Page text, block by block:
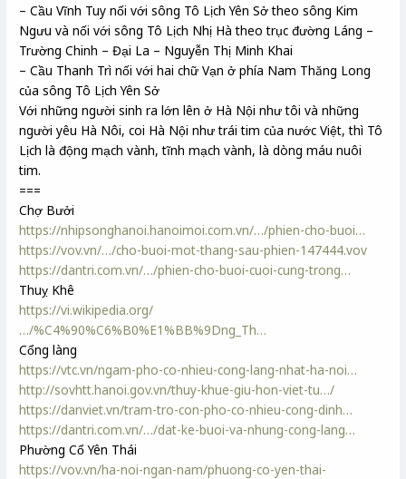
– Cầu Vĩnh Tuy nối với sông Tô Lịch Yên Sở theo sông Kim
Ngưu và nối với sông Tô Lịch Nhị Hà theo trục đường Láng –
Trường Chinh – Đại La – Nguyễn Thị Minh Khai
– Cầu Thanh Trì nối với hai chữ Vạn ở phía Nam Thăng Long
của sông Tô Lịch Yên Sở
Với những người sinh ra lớn lên ở Hà Nội như tôi và những
người yêu Hà Nôi, coi Hà Nội như trái tim của nước Việt, thì Tô
Lịch là động mạch vành, tĩnh mạch vành, là dòng máu nuôi
tim.
===
Chợ Bưởi
https://nhipsonghanoi.hanoimoi.com.vn/…/phien-cho-buoi…
https://vov.vn/…/cho-buoi-mot-thang-sau-phien-147444.vov
https://dantri.com.vn/…/phien-cho-buoi-cuoi-cung-trong…
Thuỵ Khê
https://vi.wikipedia.org/
…/%C4%90%C6%B0%E1%BB%9Dng_Th…
Cổng làng
https://vtc.vn/ngam-pho-co-nhieu-cong-lang-nhat-ha-noi…
http://sovhtt.hanoi.gov.vn/thuy-khue-giu-hon-viet-tu…/
https://danviet.vn/tram-tro-con-pho-co-nhieu-cong-dinh…
https://dantri.com.vn/…/dat-ke-buoi-va-nhung-cong-lang…
Phường Cổ Yên Thái
https://vov.vn/ha-noi-ngan-nam/phuong-co-yen-thai-